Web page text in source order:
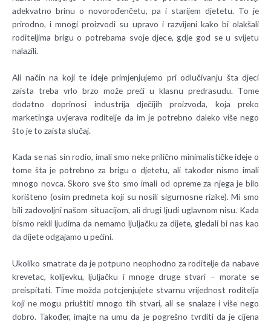
adekvatno brinu o novorođenčetu, pa i starijem djetetu. To je
prirodno, i mnogi proizvodi su upravo i razvijeni kako bi olakšali
roditeljima brigu o potrebama svoje djece, gdje god se u svijetu
nalazili.
Ali način na koji te ideje primjenjujemo pri odlučivanju šta djeci
zaista treba vrlo brzo može preći u klasnu predrasudu. Tome
dodatno doprinosi industrija dječijih proizvoda, koja preko
marketinga uvjerava roditelje da im je potrebno daleko više nego
što je to zaista slučaj.
Kada se naš sin rodio, imali smo neke prilično minimalističke ideje o
tome šta je potrebno za brigu o djetetu, ali također nismo imali
mnogo novca. Skoro sve što smo imali od opreme za njega je bilo
korišteno (osim predmeta koji su nosili sigurnosne rizike). Mi smo
bili zadovoljni našom situacijom, ali drugi ljudi uglavnom nisu. Kada
bismo rekli ljudima da nemamo ljuljačku za dijete, gledali bi nas kao
da dijete odgajamo u pećini.
Ukoliko smatrate da je potpuno neophodno za roditelje da nabave
krevetac, kolijevku, ljuljačku i mnoge druge stvari – morate se
preispitati. Time možda potcjenjujete stvarnu vrijednost roditelja
koji ne mogu priuštiti mnogo tih stvari, ali se snalaze i više nego
dobro. Također, imajte na umu da je pogrešno tvrditi da je cijena